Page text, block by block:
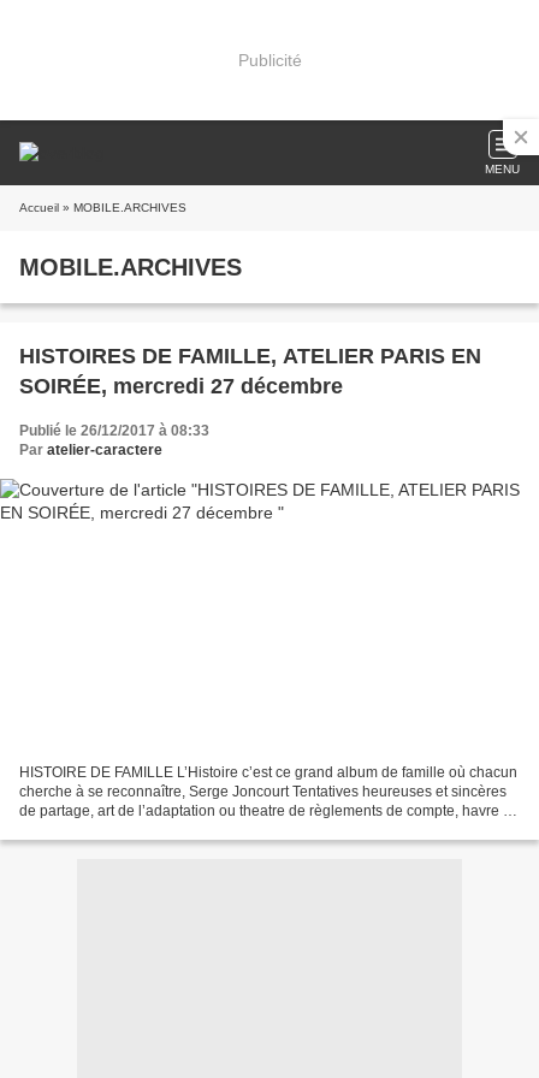
Publicité
MENU
Accueil » MOBILE.ARCHIVES
MOBILE.ARCHIVES
HISTOIRES DE FAMILLE, ATELIER PARIS EN
SOIRÉE, mercredi 27 décembre
Publié le 26/12/2017 à 08:33
Par atelier-caractere
HISTOIRE DE FAMILLE L’Histoire c’est ce grand album de famille où chacun
cherche à se reconnaître, Serge Joncourt Tentatives heureuses et sincères
de partage, art de l’adaptation ou theatre de règlements de compte, havre de